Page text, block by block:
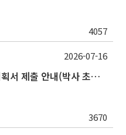
4057
2026학년도 2학기 논문작성계획서 제출 안내(박사 초심 일정 포함)_Thesis Proposal
3670
2026-07-16